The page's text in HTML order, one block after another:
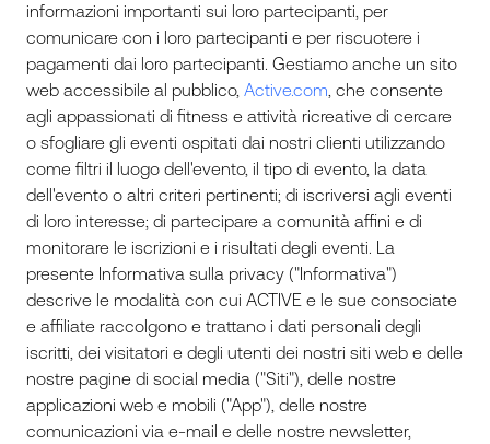
informazioni importanti sui loro partecipanti, per
comunicare con i loro partecipanti e per riscuotere i
pagamenti dai loro partecipanti. Gestiamo anche un sito
web accessibile al pubblico, Active.com , che consente
agli appassionati di fitness e attività ricreative di cercare
o sfogliare gli eventi ospitati dai nostri clienti utilizzando
come filtri il luogo dell'evento, il tipo di evento, la data
dell'evento o altri criteri pertinenti; di iscriversi agli eventi
di loro interesse; di partecipare a comunità affini e di
monitorare le iscrizioni e i risultati degli eventi. La
presente Informativa sulla privacy ("Informativa")
descrive le modalità con cui ACTIVE e le sue consociate
e affiliate raccolgono e trattano i dati personali degli
iscritti, dei visitatori e degli utenti dei nostri siti web e delle
nostre pagine di social media ("Siti"), delle nostre
applicazioni web e mobili ("App"), delle nostre
comunicazioni via e-mail e delle nostre newsletter,